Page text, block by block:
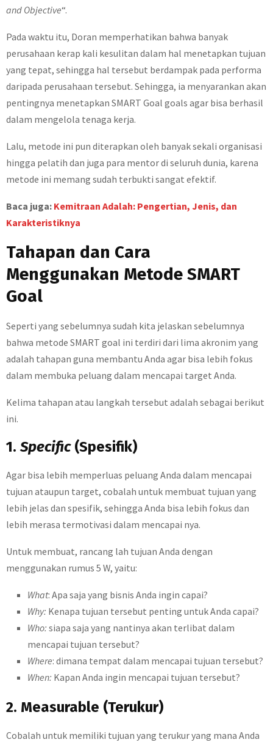
and Objective“.
Pada waktu itu, Doran memperhatikan bahwa banyak
perusahaan kerap kali kesulitan dalam hal menetapkan tujuan
yang tepat, sehingga hal tersebut berdampak pada performa
daripada perusahaan tersebut. Sehingga, ia menyarankan akan
pentingnya menetapkan SMART Goal goals agar bisa berhasil
dalam mengelola tenaga kerja.
Lalu, metode ini pun diterapkan oleh banyak sekali organisasi
hingga pelatih dan juga para mentor di seluruh dunia, karena
metode ini memang sudah terbukti sangat efektif.
Baca juga: Kemitraan Adalah: Pengertian, Jenis, dan
Karakteristiknya
Tahapan dan Cara
Menggunakan Metode SMART
Goal
Seperti yang sebelumnya sudah kita jelaskan sebelumnya
bahwa metode SMART goal ini terdiri dari lima akronim yang
adalah tahapan guna membantu Anda agar bisa lebih fokus
dalam membuka peluang dalam mencapai target Anda.
Kelima tahapan atau langkah tersebut adalah sebagai berikut
ini.
1.Specific(Spesifik)
Agar bisa lebih memperluas peluang Anda dalam mencapai
tujuan ataupun target, cobalah untuk membuat tujuan yang
lebih jelas dan spesifik, sehingga Anda bisa lebih fokus dan
lebih merasa termotivasi dalam mencapai nya.
Untuk membuat, rancang lah tujuan Anda dengan
menggunakan rumus 5 W, yaitu:
What: Apa saja yang bisnis Anda ingin capai?
Why: Kenapa tujuan tersebut penting untuk Anda capai?
Who: siapa saja yang nantinya akan terlibat dalam
mencapai tujuan tersebut?
Where: dimana tempat dalam mencapai tujuan tersebut?
When: Kapan Anda ingin mencapai tujuan tersebut?
2. Measurable (Terukur)
Cobalah untuk memiliki tujuan yang terukur yang mana Anda